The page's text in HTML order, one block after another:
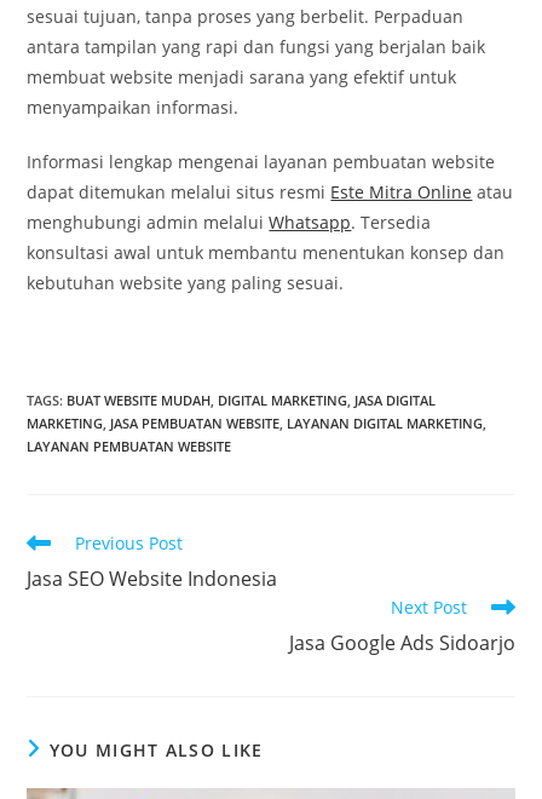
sesuai tujuan, tanpa proses yang berbelit. Perpaduan
antara tampilan yang rapi dan fungsi yang berjalan baik
membuat website menjadi sarana yang efektif untuk
menyampaikan informasi.
Informasi lengkap mengenai layanan pembuatan website
dapat ditemukan melalui situs resmi Este Mitra Online atau
menghubungi admin melaluiWhatsapp. Tersedia
konsultasi awal untuk membantu menentukan konsep dan
kebutuhan website yang paling sesuai.
TAGS: BUAT WEBSITE MUDAH, DIGITAL MARKETING, JASA DIGITAL
MARKETING, JASA PEMBUATAN WEBSITE, LAYANAN DIGITAL MARKETING,
LAYANAN PEMBUATAN WEBSITE
Read
articles
Previous Post
Jasa SEO Website Indonesia
Next Post
Jasa Google Ads Sidoarjo
YOU MIGHT ALSO LIKE